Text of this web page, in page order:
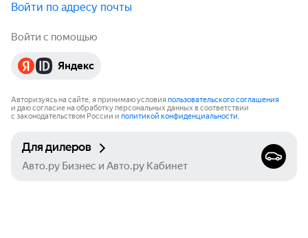
Войти по адресу почты
Войти с помощью
Яндекс
Авторизуясь на сайте, я принимаю условия пользовательского соглашения
и даю согласие на обработку персональных данных в соответствии
с законодательством России и политикой конфиденциальности.
Для дилеров
Авто.ру Бизнес и Авто.ру Кабинет